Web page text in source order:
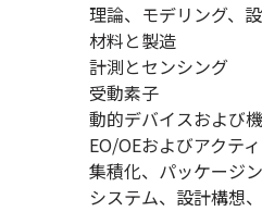
理論、モデリング、
材料と製造
計測とセンシング
受動素子
動的デバイスおよび
EO/OEおよびアクテ
集積化、パッケージ
システム、設計構想